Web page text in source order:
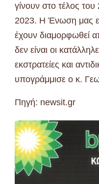
γίνουν στο τέλος
2023. Η Ένωση μας
έχουν διαμορφωθεί
δεν είναι οι
εκστρατείες και
υπογράμμισε ο κ.
Πηγή: newsit.gr